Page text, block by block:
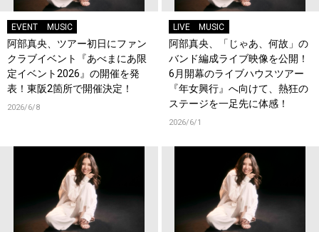
EVENT MUSIC
阿部真央、ツアー初日にファン
クラブイベント『あべまにあ限
定イベント2026』の開催を発
表！東阪2箇所で開催決定！
2026/6/8
LIVE MUSIC
阿部真央、「じゃあ、何故」の
バンド編成ライブ映像を公開！
6月開幕のライブハウスツアー
『年女興行』へ向けて、熱狂の
ステージを一足先に体感！
2026/6/1